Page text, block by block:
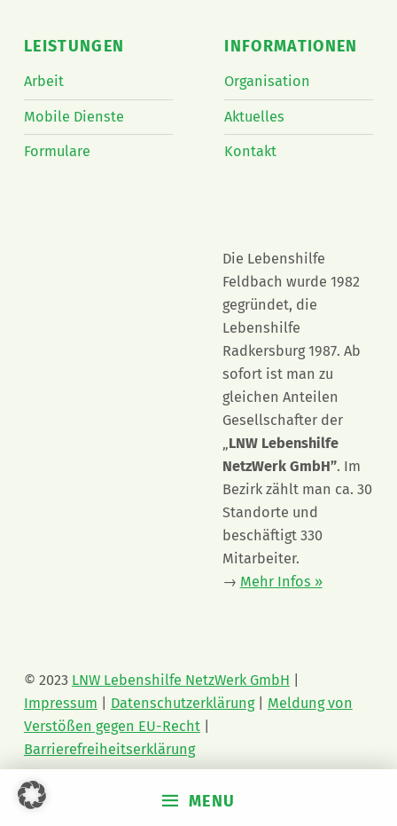
MENU
LEISTUNGEN
Arbeit
Mobile Dienste
Formulare
INFORMATIONEN
Organisation
Aktuelles
Kontakt
Die Lebenshilfe
Feldbach wurde 1982
gegründet, die
Lebenshilfe
Radkersburg 1987. Ab
sofort ist man zu
gleichen Anteilen
Gesellschafter der
„LNW Lebenshilfe
NetzWerk GmbH”. Im
Bezirk zählt man ca. 30
Standorte und
beschäftigt 330
Mitarbeiter.
→ Mehr Infos »
© 2023 LNW Lebenshilfe NetzWerk GmbH
Impressum
Datenschutzerklärung
Meldung von
Verstößen gegen EU-Recht|
Barrierefreiheitserklärung